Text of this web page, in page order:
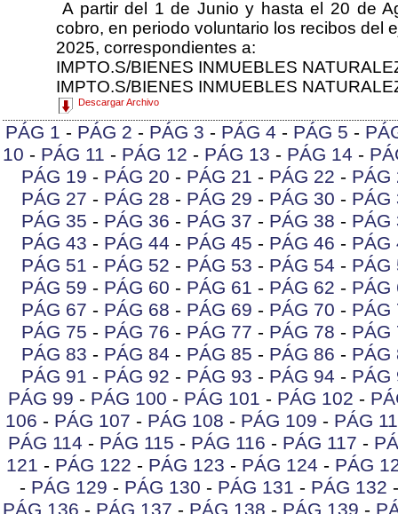
A partir del 1 de Junio y hasta el 20 de
cobro, en periodo voluntario los recibos del
2025, correspondientes a:
IMPTO.S/BIENES INMUEBLES
IMPTO.S/BIENES INMUEBLES
Descargar Archivo
PÁG 1 - PÁG 2 - PÁG 3 - PÁG 4 - PÁG 5 -
10 - PÁG 11 - PÁG 12 - PÁG 13 - PÁG 14 -
PÁG 19 - PÁG 20 - PÁG 21 - PÁG 22 - PÁG
PÁG 27 - PÁG 28 - PÁG 29 - PÁG 30 - PÁG
PÁG 35 - PÁG 36 - PÁG 37 - PÁG 38 - PÁG
PÁG 43 - PÁG 44 - PÁG 45 - PÁG 46 - PÁG
PÁG 51 - PÁG 52 - PÁG 53 - PÁG 54 - PÁG
PÁG 59 - PÁG 60 - PÁG 61 - PÁG 62 - PÁG
PÁG 67 - PÁG 68 - PÁG 69 - PÁG 70 - PÁG
PÁG 75 - PÁG 76 - PÁG 77 - PÁG 78 - PÁG
PÁG 83 - PÁG 84 - PÁG 85 - PÁG 86 - PÁG
PÁG 91 - PÁG 92 - PÁG 93 - PÁG 94 - PÁG
PÁG 99 - PÁG 100 - PÁG 101 - PÁG 102 -
106 - PÁG 107 - PÁG 108 - PÁG 109 - PÁG
PÁG 114 - PÁG 115 - PÁG 116 - PÁG 117 -
121 - PÁG 122 - PÁG 123 - PÁG 124 - PÁG
- PÁG 129 - PÁG 130 - PÁG 131 - PÁG 132
PÁG 136 - PÁG 137 - PÁG 138 - PÁG 139 -